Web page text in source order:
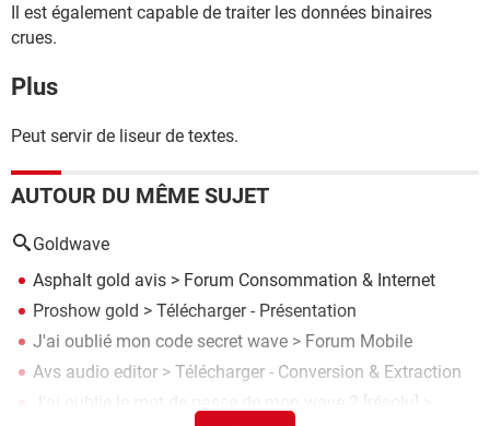
Il est également capable de traiter les données binaires
crues.
Plus
Peut servir de liseur de textes.
AUTOUR DU MÊME SUJET
Goldwave
Asphalt gold avis > Forum Consommation & Internet
Proshow gold > Télécharger - Présentation
J'ai oublié mon code secret wave > Forum Mobile
Avs audio editor > Télécharger - Conversion & Extraction
J'ai oublie le mot de passe de mon wave 2
[résolu] >